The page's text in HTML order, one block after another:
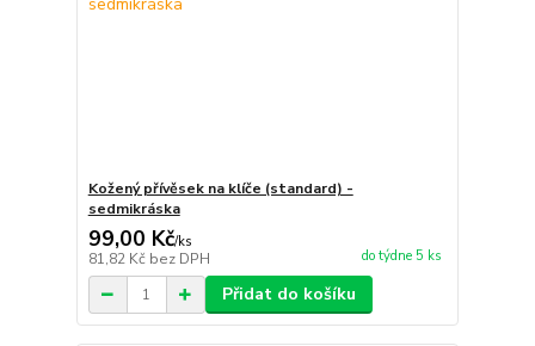
Kožený přívěsek na klíče (standard) -
sedmikráska
99,00 Kč/ks
81,82 Kč bez DPH do týdne 5 ks
Přidat do košíku